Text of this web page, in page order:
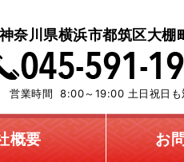
神奈川県横浜市都筑区大棚
営業時間 8:00～19:00 土日祝日も
概要 お